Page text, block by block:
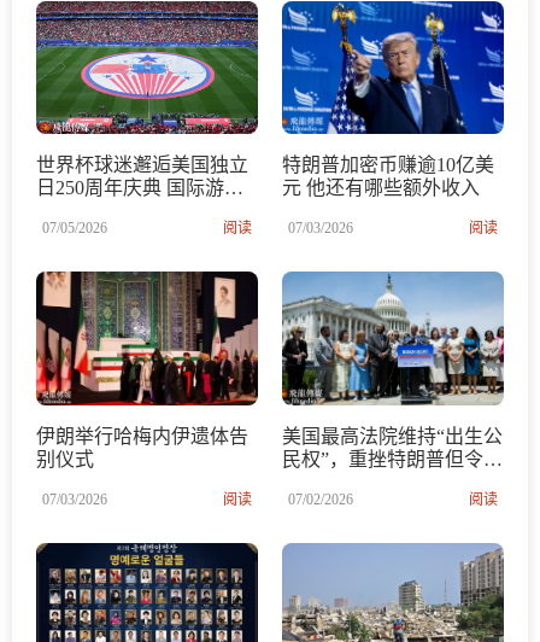
世界杯球迷邂逅美国独立
日250周年庆典 国际游客
化与城市魅力
07/05/2026 阅读
特朗普加密币赚逾10亿美
元 他还有哪些额外收入
07/03/2026 阅读
伊朗举行哈梅内伊遗体告
别仪式
07/03/2026 阅读
美国最高法院维持“出生公
民权”，重挫特朗普但令其
07/02/2026 阅读